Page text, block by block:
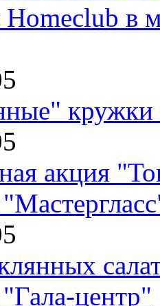
в
кружки
акция
центр"